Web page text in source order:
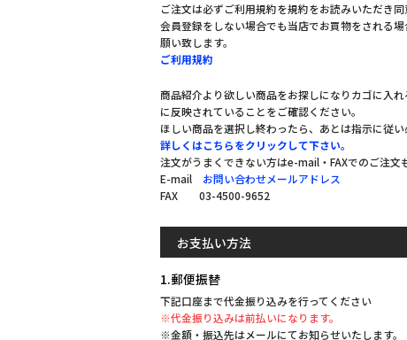
ご注文は必ずご利用規約を規約をお読みいただき同
会員登録をしない場合でも当店でお買物をされる
願い致します。
ご利用規約
商品紹介より欲しい商品をお探しになりカゴに入
に反映されていることをご確認ください。
ほしい商品を選択し終わったら、あとは指示に従い
詳しくはこちらをクリックして下さい。
注文がうまくできない方はe-mail・FAXでのご注文
E-mail お問い合わせメールアドレス
FAX 03-4500-9652
お支払い方法
1.郵便振替
下記口座まで代金振り込みを行ってください
※代金振り込みは前払いになります。
※金額・振込先はメールにてお知らせいたします。